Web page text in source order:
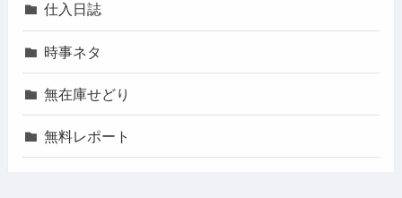
仕入日誌
時事ネタ
無在庫せどり
無料レポート